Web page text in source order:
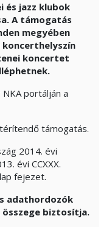
és jazz klubok
A támogatás
megyében
koncerthelyszín
koncertet
portálján a
támogatás.
2014. évi
évi CCXXX.
fejezet.
adathordozók
biztosítja.